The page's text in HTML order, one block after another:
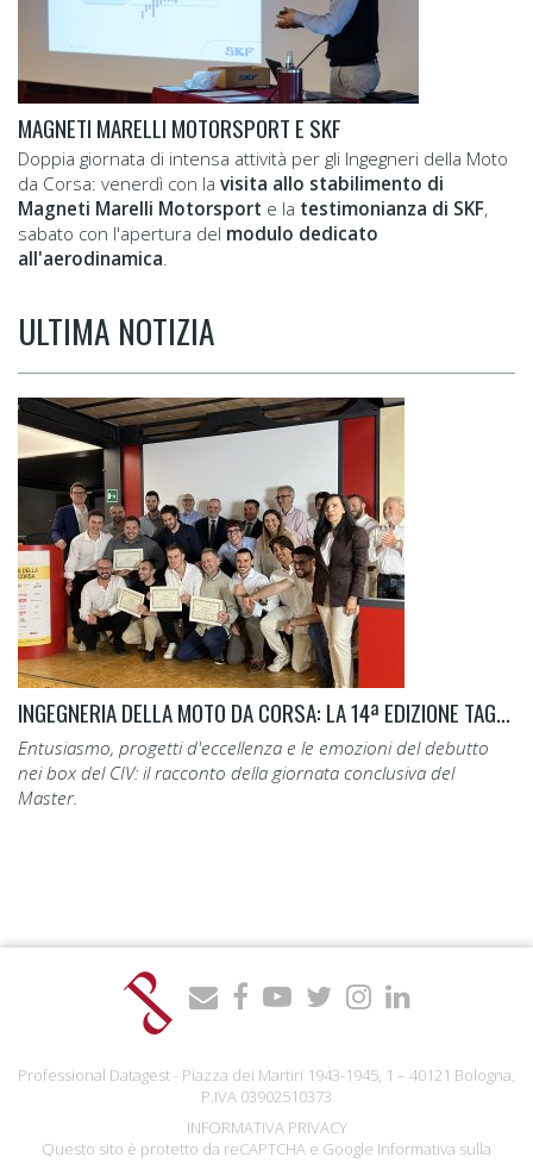
MAGNETI MARELLI MOTORSPORT E SKF
Doppia giornata di intensa attività per gli Ingegneri della Moto
da Corsa: venerdì con la visita allo stabilimento di
Magneti Marelli Motorsport e la testimonianza di SKF,
sabato con l'apertura del modulo dedicato
all'aerodinamica
ULTIMA NOTIZIA
INGEGNERIA DELLA MOTO DA CORSA: LA 14ª EDIZIONE TAGLIA IL TRAGUARDO.
Entusiasmo, progetti d'eccellenza e le emozioni del debutto
nei box del CIV: il racconto della giornata conclusiva del
Master.
Professional Datagest - Piazza dei Martiri 1943-1945, 1 – 40121 Bologna,
P.IVA 03902510373
INFORMATIVA PRIVACY
Questo sito è protetto da reCAPTCHA e Google Informativa sulla